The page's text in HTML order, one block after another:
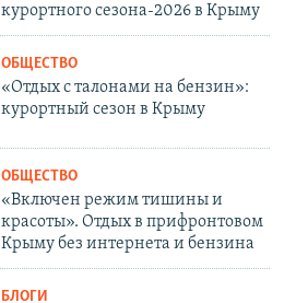
курортного сезона-2026 в Крыму
ОБЩЕСТВО
«Отдых с талонами на бензин»:
курортный сезон в Крыму
ОБЩЕСТВО
«Включен режим тишины и
красоты». Отдых в прифронтовом
Крыму без интернета и бензина
БЛОГИ